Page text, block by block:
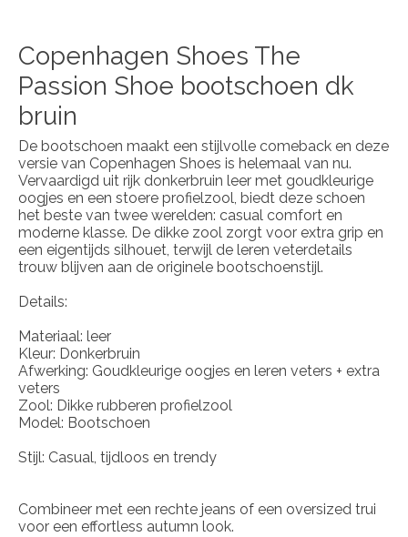
Copenhagen Shoes The
Passion Shoe bootschoen dk
bruin
De bootschoen maakt een stijlvolle comeback en deze
versie van Copenhagen Shoes is helemaal van nu.
Vervaardigd uit rijk donkerbruin leer met goudkleurige
oogjes en een stoere profielzool, biedt deze schoen
het beste van twee werelden: casual comfort en
moderne klasse. De dikke zool zorgt voor extra grip en
een eigentijds silhouet, terwijl de leren veterdetails
trouw blijven aan de originele bootschoenstijl.
Details:
Materiaal: leer
Kleur: Donkerbruin
Afwerking: Goudkleurige oogjes en leren veters + extra
veters
Zool: Dikke rubberen profielzool
Model: Bootschoen
Stijl: Casual, tijdloos en trendy
Combineer met een rechte jeans of een oversized trui
voor een effortless autumn look.